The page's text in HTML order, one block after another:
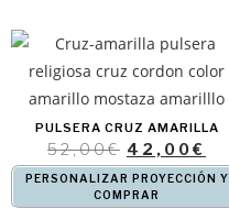
PULSERA CRUZ AMARILLA
52,00€ 42,00€
PERSONALIZAR PROYECCIÓN Y
COMPRAR